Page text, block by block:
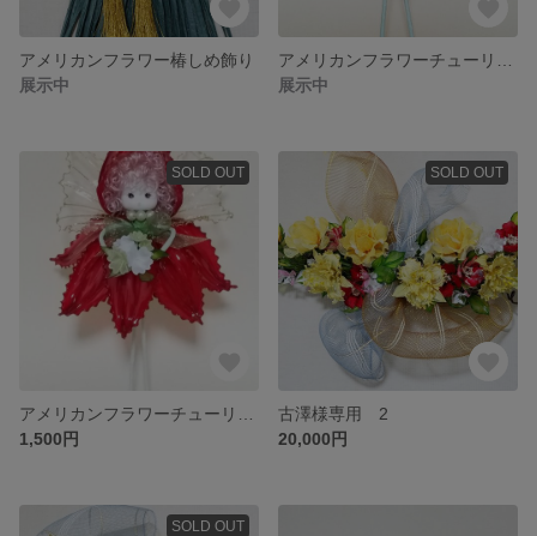
アメリカンフラワー椿しめ飾り
展示中
展示中
SOLD OUT
1,500円
SOLD OUT
古澤様専用 2
20,000円
SOLD OUT